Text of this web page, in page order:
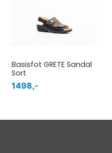
Basisfot GRETE Sandal
Sort
1498,-